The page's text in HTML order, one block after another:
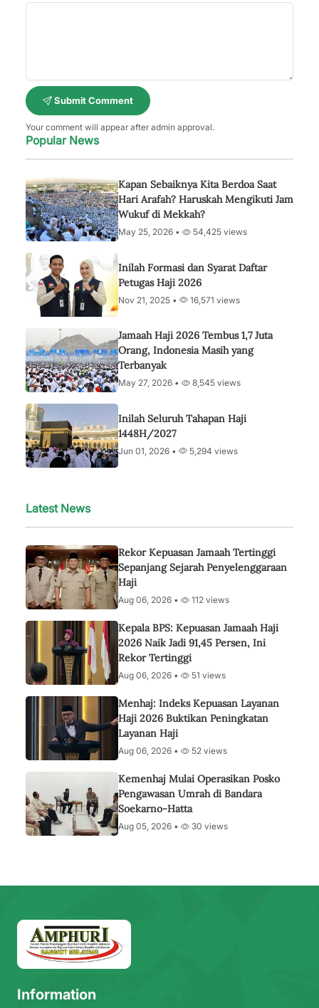
Submit Comment
Your comment will appear after admin approval.
Popular News
Kapan Sebaiknya Kita Berdoa Saat
Hari Arafah? Haruskah Mengikuti Jam
Wukuf di Mekkah?
May 25, 2026 • 54,425 views
Inilah Formasi dan Syarat Daftar
Petugas Haji 2026
Nov 21, 2025 • 16,571 views
Jamaah Haji 2026 Tembus 1,7 Juta
Orang, Indonesia Masih yang
Terbanyak
May 27, 2026 • 8,545 views
Inilah Seluruh Tahapan Haji
1448H/2027
Jun 01, 2026 • 5,294 views
Latest News
Rekor Kepuasan Jamaah Tertinggi
Sepanjang Sejarah Penyelenggaraan
Haji
Aug 06, 2026 • 112 views
Kepala BPS: Kepuasan Jamaah Haji
2026 Naik Jadi 91,45 Persen, Ini
Rekor Tertinggi
Aug 06, 2026 • 51 views
Menhaj: Indeks Kepuasan Layanan
Haji 2026 Buktikan Peningkatan
Layanan Haji
Aug 06, 2026 • 52 views
Kemenhaj Mulai Operasikan Posko
Pengawasan Umrah di Bandara
Soekarno-Hatta
Aug 05, 2026 • 30 views
Information